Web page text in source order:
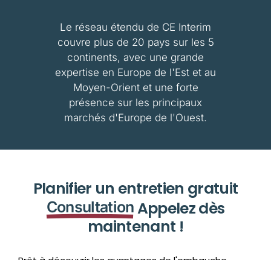
Le réseau étendu de CE Interim
couvre plus de 20 pays sur les 5
continents, avec une grande
expertise en Europe de l'Est et au
Moyen-Orient et une forte
présence sur les principaux
marchés d'Europe de l'Ouest.
Planifier un entretien gratuit
Consultation Appelez dès
maintenant !